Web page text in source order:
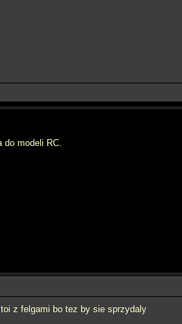
do modeli RC.
z felgami bo tez by sie sprzydaly